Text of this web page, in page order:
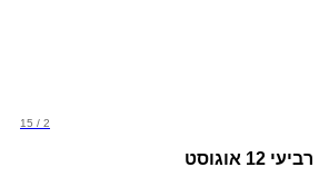
2 / 15
רביעי 12 אוגוסט